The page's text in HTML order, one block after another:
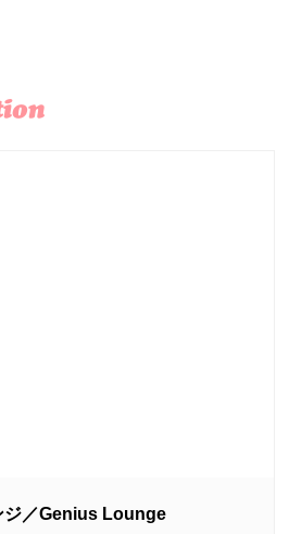
ジ／Genius Lounge